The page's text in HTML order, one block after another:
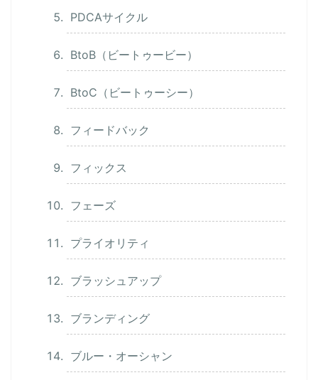
PDCAサイクル
BtoB（ビートゥービー）
BtoC（ビートゥーシー）
フィードバック
フィックス
フェーズ
プライオリティ
ブラッシュアップ
ブランディング
ブルー・オーシャン